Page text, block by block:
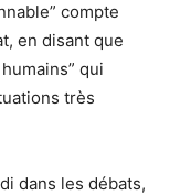
compte
en disant que
qui
très
dans les débats,